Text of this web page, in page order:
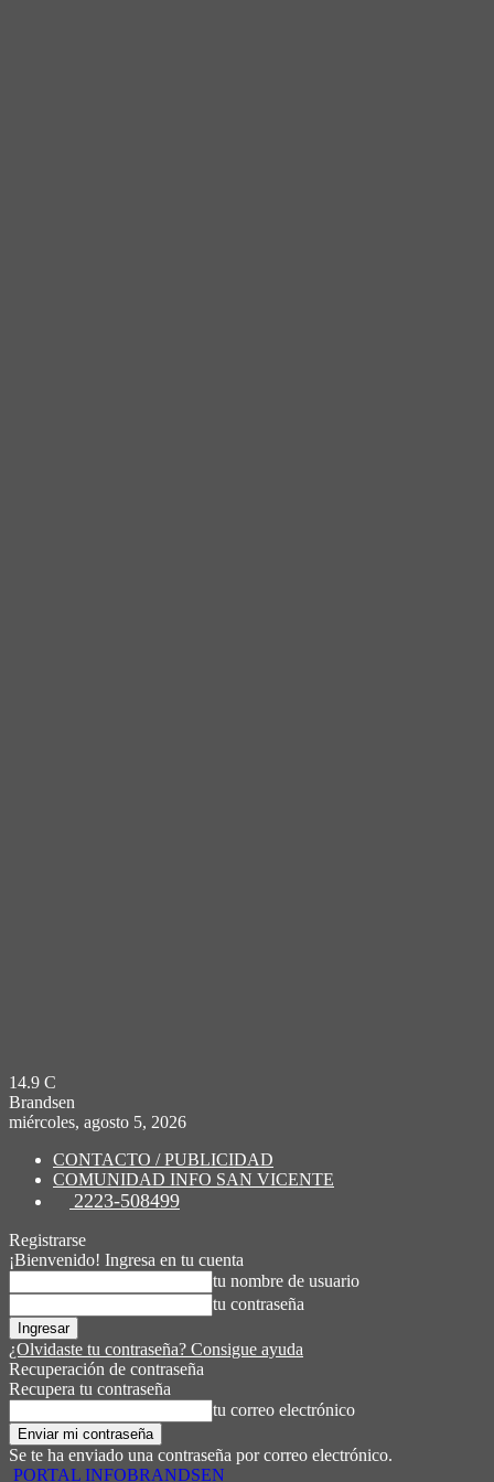
14.9 C
Brandsen
miércoles, agosto 5, 2026
CONTACTO / PUBLICIDAD
COMUNIDAD INFO SAN VICENTE
2223-508499
Registrarse
¡Bienvenido! Ingresa en tu cuenta
tu nombre de usuario
tu contraseña
¿Olvidaste tu contraseña? Consigue ayuda
Recuperación de contraseña
Recupera tu contraseña
tu correo electrónico
Se te ha enviado una contraseña por correo electrónico.
PORTAL INFOBRANDSEN